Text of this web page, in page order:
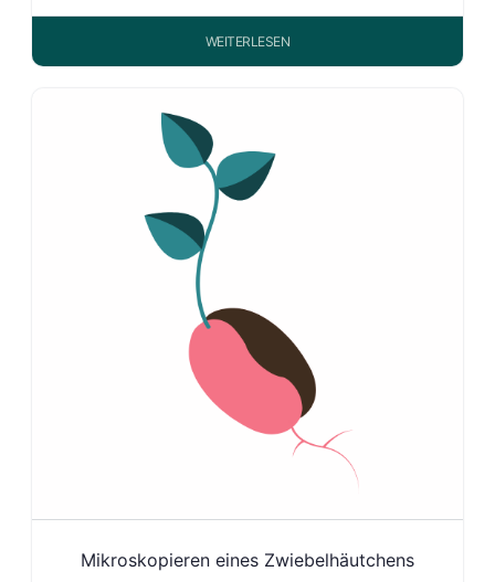
WEITERLESEN
Mikroskopieren eines Zwiebelhäutchens